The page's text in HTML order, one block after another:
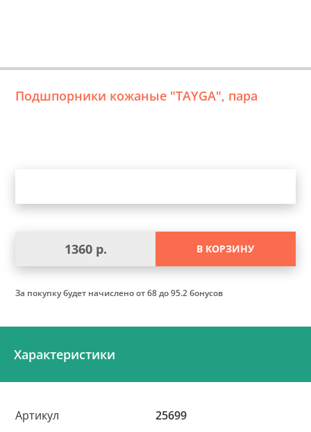
Подшпорники кожаные "TAYGA", пара
1360 р. В КОРЗИНУ
За покупку будет начисленоот 68 до 95.2 бонусов
Характеристики
Артикул
25699